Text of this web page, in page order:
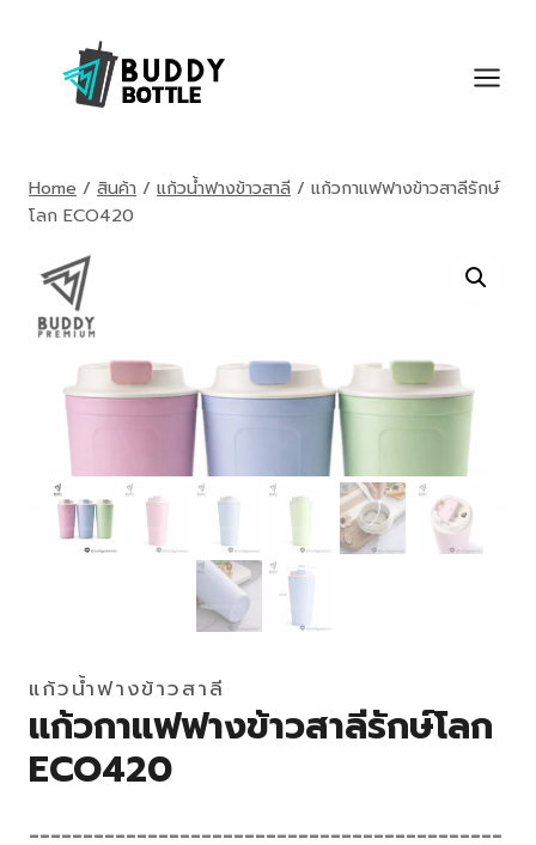
content
Home / สินค้า / แก้วน้ำฟางข้าวสาลี / แก้วกาแฟฟางข้าวสาลีรักษ์
โลก ECO420
แก้วน้ำฟางข้าวสาลี
แก้วกาแฟฟางข้าวสาลีรักษ์โลก
ECO420
____________________________________________